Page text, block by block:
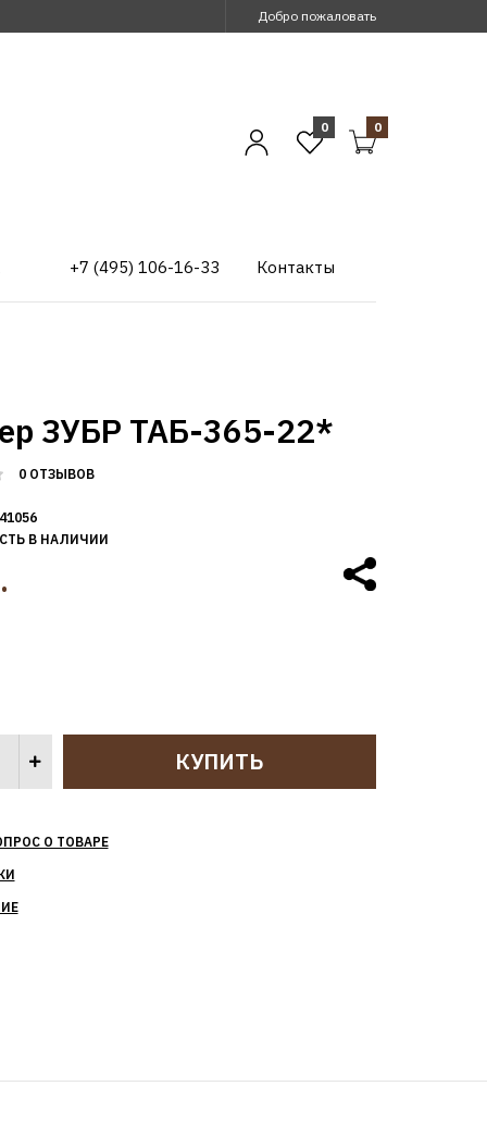
Добро пожаловать
0 0
+7 (495) 106-16-33 Контакты
ЗУБР ТАБ-365-22*
0 ОТЗЫВОВ
В НАЛИЧИИ
О ТОВАРЕ